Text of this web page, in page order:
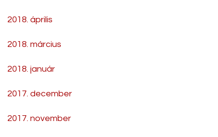
2018. április
2018. március
2018. január
2017. december
2017. november